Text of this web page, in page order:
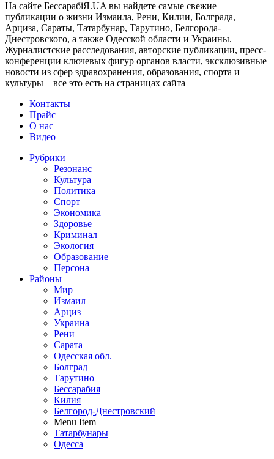
На сайте БессарабіЯ.UA вы найдете самые свежие
публикации о жизни Измаила, Рени, Килии, Болграда,
Арциза, Сараты, Татарбунар, Тарутино, Белгорода-
Днестровского, а также Одесской области и Украины.
Журналистские расследования, авторские публикации, пресс-
конференции ключевых фигур органов власти, эксклюзивные
новости из сфер здравохранения, образования, спорта и
культуры – все это есть на страницах сайта
Контакты
Прайс
О нас
Видео
Рубрики
Резонанс
Культура
Политика
Спорт
Экономика
Здоровье
Криминал
Экология
Образование
Персона
Районы
Мир
Измаил
Арциз
Украина
Рени
Сарата
Одесская обл.
Болград
Тарутино
Бессарабия
Килия
Белгород-Днестровский
Menu Item
Татарбунары
Одесса